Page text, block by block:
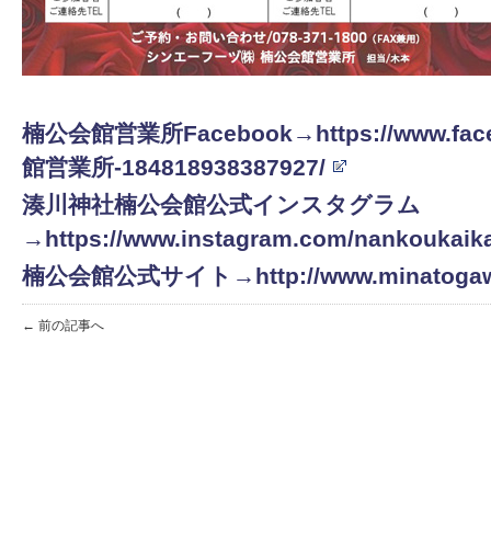
楠公会館営業所Facebook→https://
館営業所-184818938387927/
湊川神社楠公会館公式インスタグラム
→https://www.instagram.com/
楠公会館公式サイト→http://
← 前の記事へ